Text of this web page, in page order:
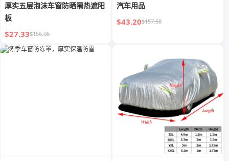
厚实五层泡沫车窗防晒隔热遮阳
板
$27.33$156.06
汽车用品
$43.20$157.68